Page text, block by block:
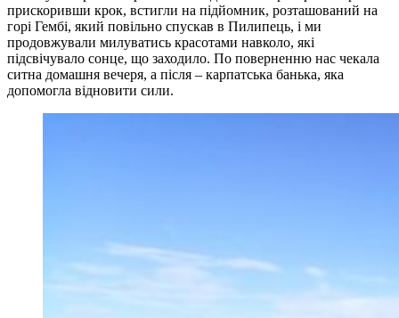
прискоривши крок, встигли на підйомник, розташований на
горі Гембі, який повільно спускав в Пилипець, і ми
продовжували милуватись красотами навколо, які
підсвічувало сонце, що заходило. По поверненню нас чекала
ситна домашня вечеря, а після – карпатська банька, яка
допомогла відновити сили.